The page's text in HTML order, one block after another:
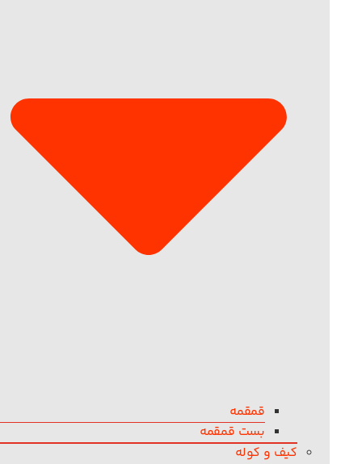
قمقمه
بست قمقمه
کیف و کوله